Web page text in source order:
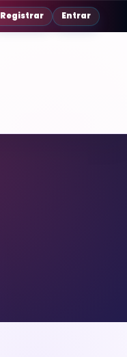
Registrar Entrar